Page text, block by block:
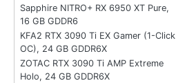
Sapphire NITRO+ RX 6950 XT Pure,
16 GB GDDR6
KFA2 RTX 3090 Ti EX Gamer (1-Click
OC), 24 GB GDDR6X
ZOTAC RTX 3090 Ti AMP Extreme
Holo, 24 GB GDDR6X